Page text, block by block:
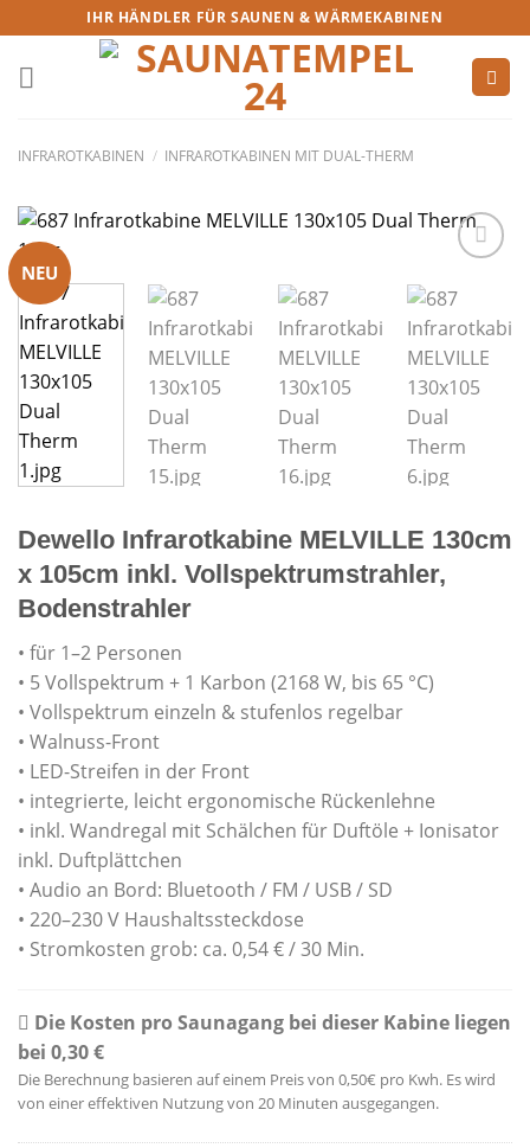
IHR HÄNDLER FÜR SAUNEN & WÄRMEKABINEN
INFRAROTKABINEN / INFRAROTKABINEN MIT DUAL-THERM
NEU
Dewello Infrarotkabine MELVILLE 130cm
x 105cm inkl. Vollspektrumstrahler,
Bodenstrahler
• für 1–2 Personen
• 5 Vollspektrum + 1 Karbon (2168 W, bis 65 °C)
• Vollspektrum einzeln & stufenlos regelbar
• Walnuss-Front
• LED-Streifen in der Front
• integrierte, leicht ergonomische Rückenlehne
• inkl. Wandregal mit Schälchen für Duftöle + Ionisator
inkl. Duftplättchen
• Audio an Bord: Bluetooth / FM / USB / SD
• 220–230 V Haushaltssteckdose
• Stromkosten grob: ca. 0,54 € / 30 Min.
Die Kosten pro Saunagang bei dieser Kabine liegen
bei 0,30 €
Die Berechnung basieren auf einem Preis von 0,50€ pro Kwh. Es wird
von einer effektiven Nutzung von 20 Minuten ausgegangen.